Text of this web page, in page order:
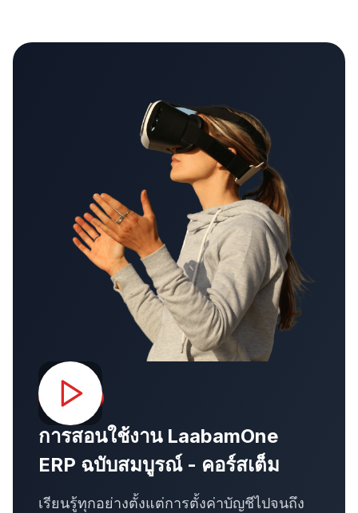
คอร์สเด่น
การสอนใช้งาน LaabamOne
ERP ฉบับสมบูรณ์ - คอร์สเต็ม
เรียนรู้ทุกอย่างตั้งแต่การตั้งค่าบัญชีไปจนถึง